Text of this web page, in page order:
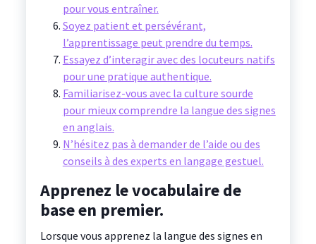
pour vous entraîner.
Soyez patient et persévérant,
l’apprentissage peut prendre du temps.
Essayez d’interagir avec des locuteurs natifs
pour une pratique authentique.
Familiarisez-vous avec la culture sourde
pour mieux comprendre la langue des signes
en anglais.
N’hésitez pas à demander de l’aide ou des
conseils à des experts en langage gestuel.
Apprenez le vocabulaire de
base en premier.
Lorsque vous apprenez la langue des signes en